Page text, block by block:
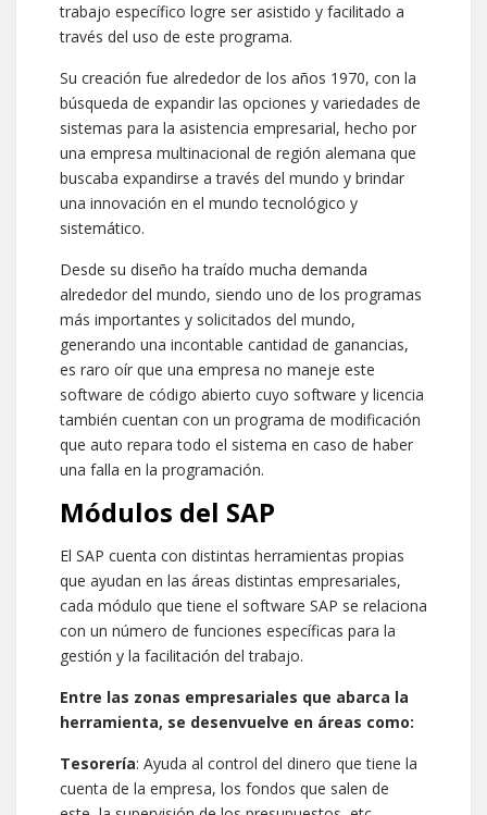
trabajo específico logre ser asistido y facilitado a
través del uso de este programa.
Su creación fue alrededor de los años 1970, con la
búsqueda de expandir las opciones y variedades de
sistemas para la asistencia empresarial, hecho por
una empresa multinacional de región alemana que
buscaba expandirse a través del mundo y brindar
una innovación en el mundo tecnológico y
sistemático.
Desde su diseño ha traído mucha demanda
alrededor del mundo, siendo uno de los programas
más importantes y solicitados del mundo,
generando una incontable cantidad de ganancias,
es raro oír que una empresa no maneje este
software de código abierto cuyo software y licencia
también cuentan con un programa de modificación
que auto repara todo el sistema en caso de haber
una falla en la programación.
Módulos del SAP
El SAP cuenta con distintas herramientas propias
que ayudan en las áreas distintas empresariales,
cada módulo que tiene el software SAP se relaciona
con un número de funciones específicas para la
gestión y la facilitación del trabajo.
Entre las zonas empresariales que abarca la
herramienta, se desenvuelve en áreas como:
Tesorería: Ayuda al control del dinero que tiene la
cuenta de la empresa, los fondos que salen de